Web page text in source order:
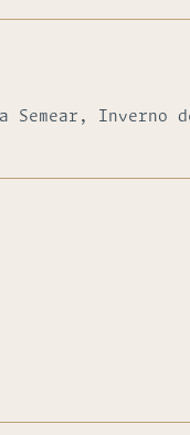
Inverno